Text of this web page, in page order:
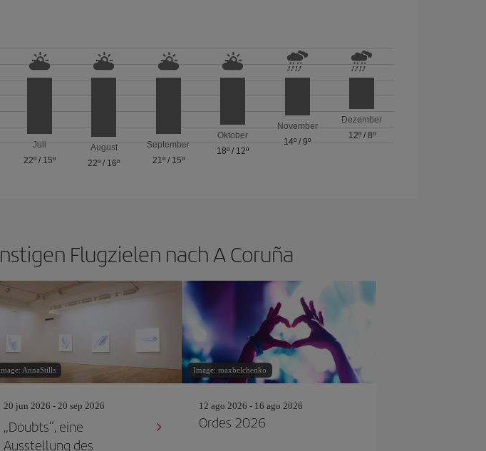
Juli
22º/ 15º
August
22º / 16º
September
21º/ 15º
Oktober
18º / 12º
November
14º /9º
Dezember
12º/ 8º
Flugzielen nach A Coruña
AnnaStills
20 jun 2026 - 20 sep 2026
„Doubts“, eine
Ausstellung des
Image: maxbelchenko
12 ago 2026 - 16 ago 2026
Ordes 2026